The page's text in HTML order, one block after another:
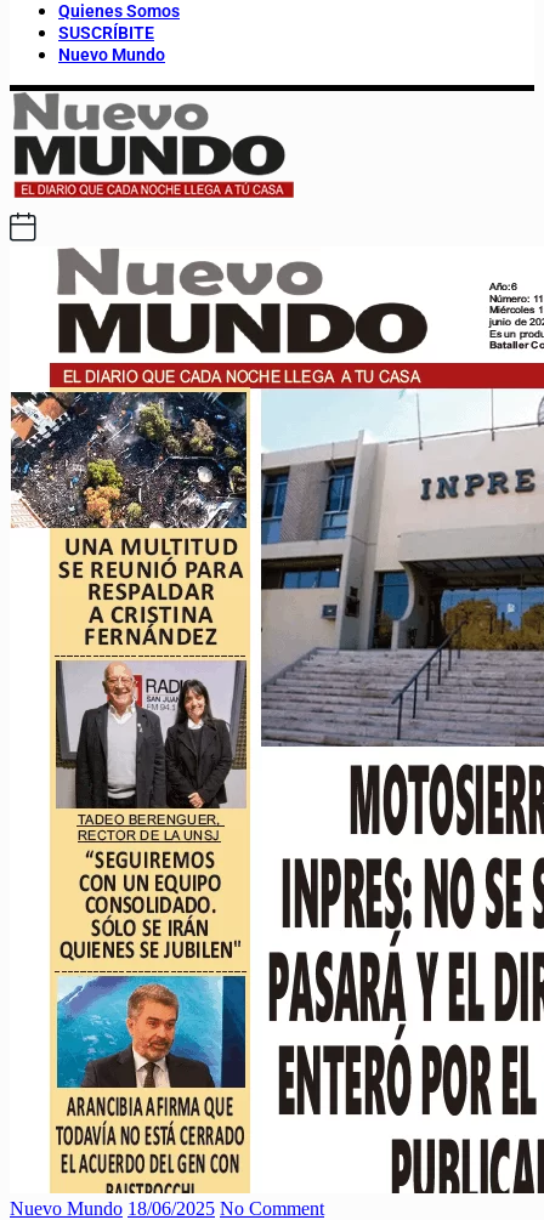
Quienes Somos
SUSCRÍBITE
Nuevo Mundo
Nuevo Mundo 18/06/2025 No Comment